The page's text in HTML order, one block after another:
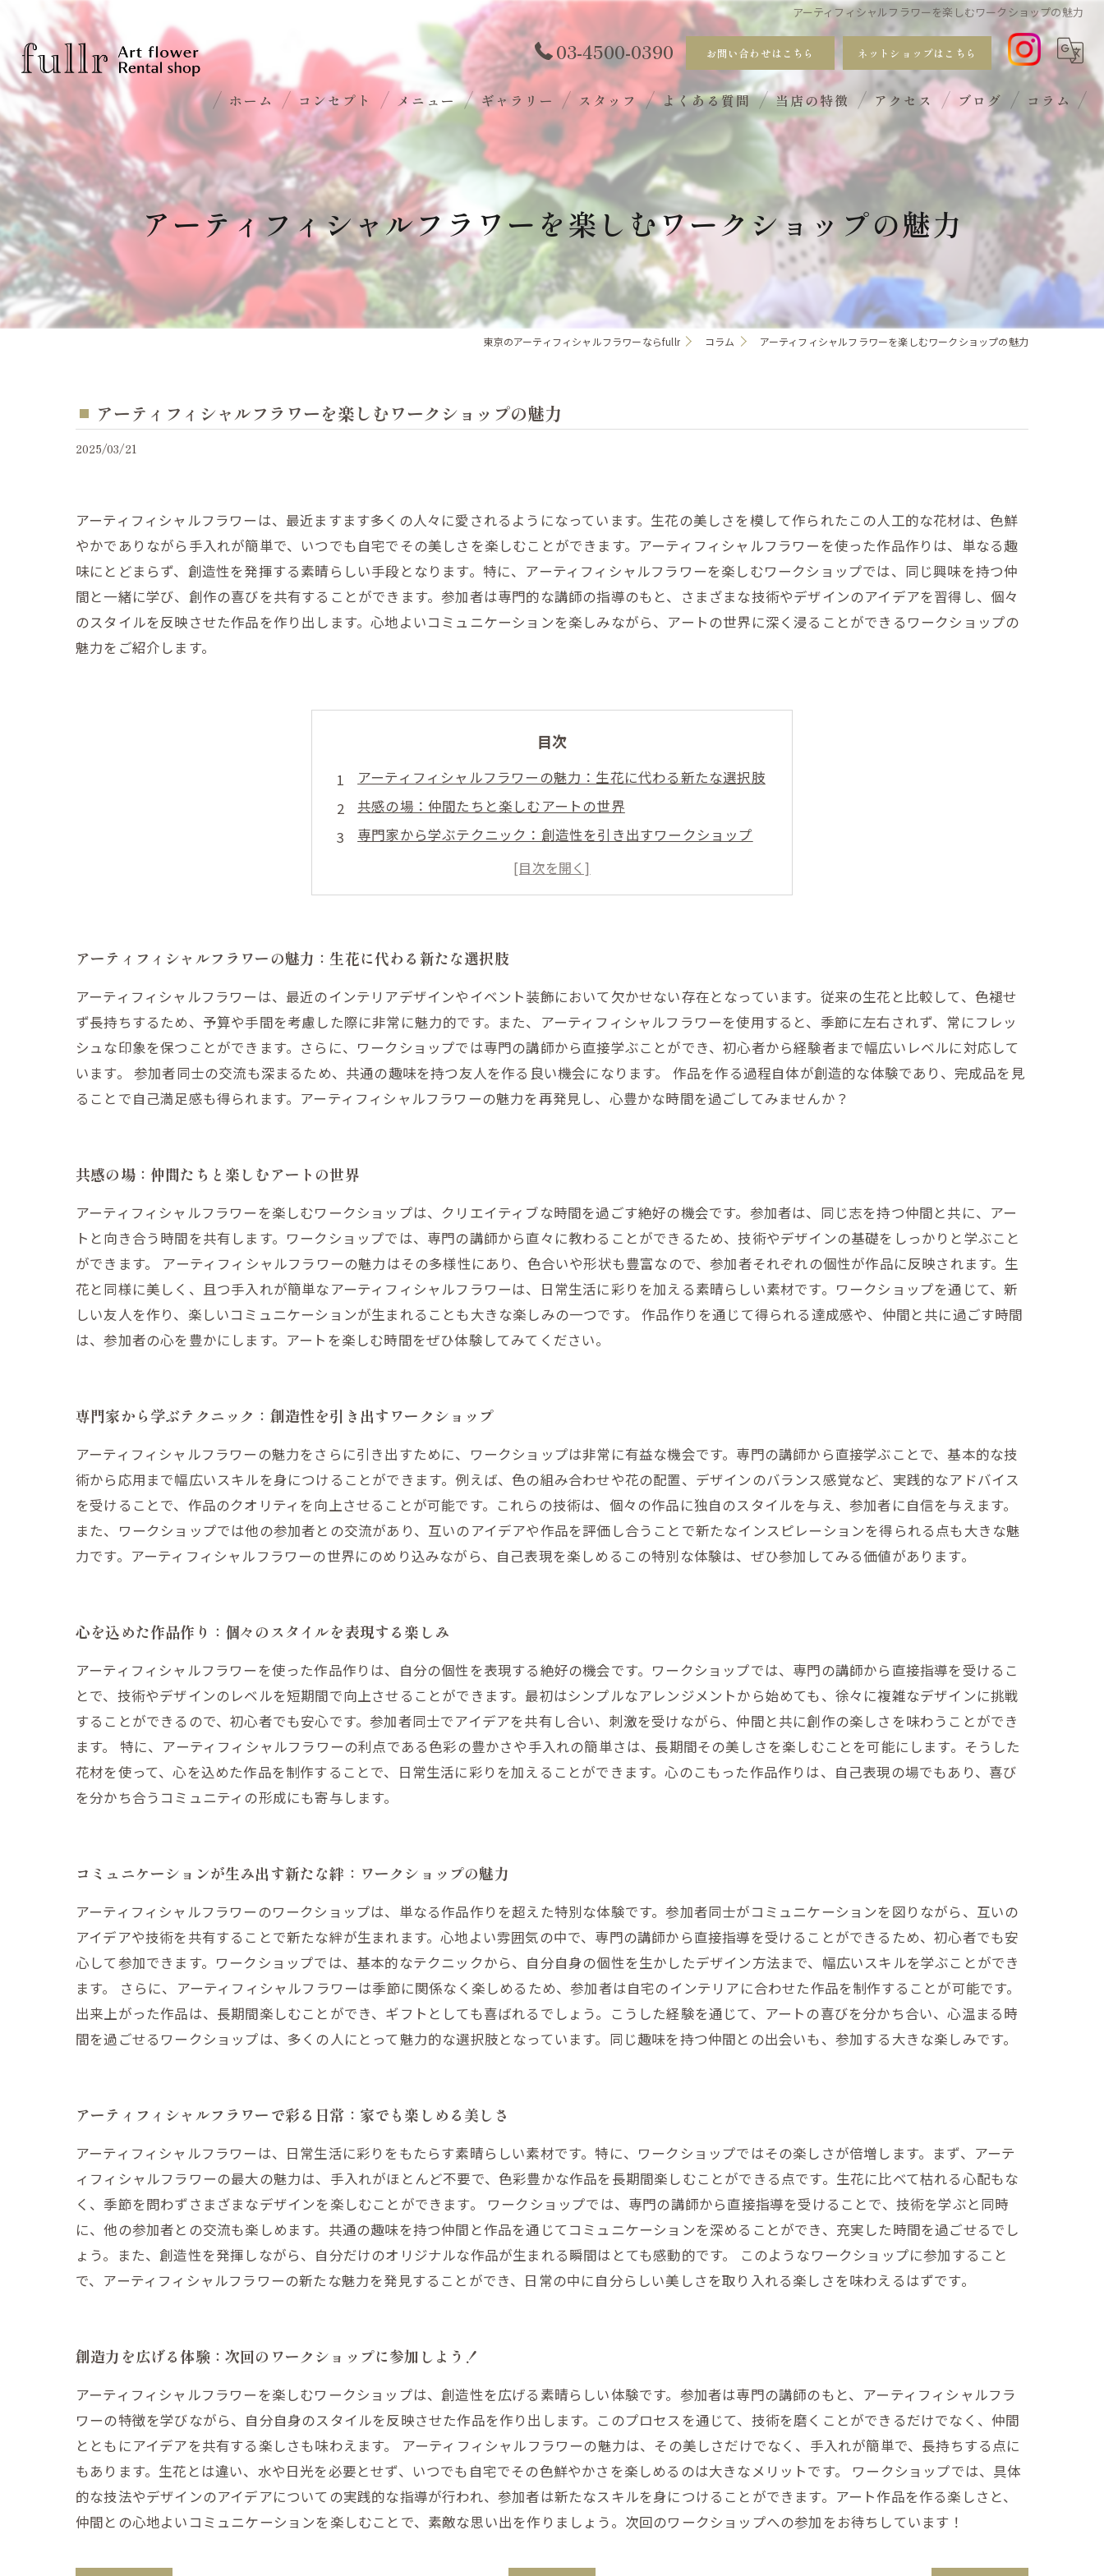
アーティフィシャルフラワーを楽しむワークショップの魅力
03-4500-0390 お問い合わせはこちら ネットショップはこちら
ホーム コンセプト メニュー ギャラリー スタッフ よくある質問 当店の特徴
おしゃれ
手入れ不要
サブスク
ギフト
ワークショップ
アクセス ブログ コラム
アーティフィシャルフラワーを楽しむワークショップの魅力
東京のアーティフィシャルフラワーならfullr コラム アーティフィシャルフラワーを楽しむワークショップの魅力
アーティフィシャルフラワーを楽しむワークショップの魅力
2025/03/21
アーティフィシャルフラワーは、最近ますます多くの人々に愛されるようになっています。生花の美しさを模して作られたこの人工的な花材は、色鮮
やかでありながら手入れが簡単で、いつでも自宅でその美しさを楽しむことができます。アーティフィシャルフラワーを使った作品作りは、単なる趣
味にとどまらず、創造性を発揮する素晴らしい手段となります。特に、アーティフィシャルフラワーを楽しむワークショップでは、同じ興味を持つ仲
間と一緒に学び、創作の喜びを共有することができます。参加者は専門的な講師の指導のもと、さまざまな技術やデザインのアイデアを習得し、個々
のスタイルを反映させた作品を作り出します。心地よいコミュニケーションを楽しみながら、アートの世界に深く浸ることができるワークショップの
魅力をご紹介します。
目次
アーティフィシャルフラワーの魅力：生花に代わる新たな選択肢
共感の場：仲間たちと楽しむアートの世界
専門家から学ぶテクニック：創造性を引き出すワークショップ
心を込めた作品作り：個々のスタイルを表現する楽しみ
コミュニケーションが生み出す新たな絆：ワークショップの魅力
創造力を広げる体験：次回のワークショップに参加しよう！
アーティフィシャルフラワーの魅力：生花に代わる新たな選択肢
アーティフィシャルフラワーは、最近のインテリアデザインやイベント装飾において欠かせない存在となっています。従来の生花と比較して、色褪せ
ず長持ちするため、予算や手間を考慮した際に非常に魅力的です。また、アーティフィシャルフラワーを使用すると、季節に左右されず、常にフレッ
シュな印象を保つことができます。さらに、ワークショップでは専門の講師から直接学ぶことができ、初心者から経験者まで幅広いレベルに対応して
います。 参加者同士の交流も深まるため、共通の趣味を持つ友人を作る良い機会になります。 作品を作る過程自体が創造的な体験であり、完成品を見
ることで自己満足感も得られます。アーティフィシャルフラワーの魅力を再発見し、心豊かな時間を過ごしてみませんか？
共感の場：仲間たちと楽しむアートの世界
アーティフィシャルフラワーを楽しむワークショップは、クリエイティブな時間を過ごす絶好の機会です。参加者は、同じ志を持つ仲間と共に、アー
トと向き合う時間を共有します。ワークショップでは、専門の講師から直々に教わることができるため、技術やデザインの基礎をしっかりと学ぶこと
ができます。 アーティフィシャルフラワーの魅力はその多様性にあり、色合いや形状も豊富なので、参加者それぞれの個性が作品に反映されます。生
花と同様に美しく、且つ手入れが簡単なアーティフィシャルフラワーは、日常生活に彩りを加える素晴らしい素材です。ワークショップを通じて、新
しい友人を作り、楽しいコミュニケーションが生まれることも大きな楽しみの一つです。 作品作りを通じて得られる達成感や、仲間と共に過ごす時間
は、参加者の心を豊かにします。アートを楽しむ時間をぜひ体験してみてください。
専門家から学ぶテクニック：創造性を引き出すワークショップ
アーティフィシャルフラワーの魅力をさらに引き出すために、ワークショップは非常に有益な機会です。専門の講師から直接学ぶことで、基本的な技
術から応用まで幅広いスキルを身につけることができます。例えば、色の組み合わせや花の配置、デザインのバランス感覚など、実践的なアドバイス
を受けることで、作品のクオリティを向上させることが可能です。これらの技術は、個々の作品に独自のスタイルを与え、参加者に自信を与えます。
また、ワークショップでは他の参加者との交流があり、互いのアイデアや作品を評価し合うことで新たなインスピレーションを得られる点も大きな魅
力です。アーティフィシャルフラワーの世界にのめり込みながら、自己表現を楽しめるこの特別な体験は、ぜひ参加してみる価値があります。
心を込めた作品作り：個々のスタイルを表現する楽しみ
アーティフィシャルフラワーを使った作品作りは、自分の個性を表現する絶好の機会です。ワークショップでは、専門の講師から直接指導を受けるこ
とで、技術やデザインのレベルを短期間で向上させることができます。最初はシンプルなアレンジメントから始めても、徐々に複雑なデザインに挑戦
することができるので、初心者でも安心です。参加者同士でアイデアを共有し合い、刺激を受けながら、仲間と共に創作の楽しさを味わうことができ
ます。 特に、アーティフィシャルフラワーの利点である色彩の豊かさや手入れの簡単さは、長期間その美しさを楽しむことを可能にします。そうした
花材を使って、心を込めた作品を制作することで、日常生活に彩りを加えることができます。心のこもった作品作りは、自己表現の場でもあり、喜び
を分かち合うコミュニティの形成にも寄与します。
コミュニケーションが生み出す新たな絆：ワークショップの魅力
アーティフィシャルフラワーのワークショップは、単なる作品作りを超えた特別な体験です。参加者同士がコミュニケーションを図りながら、互いの
アイデアや技術を共有することで新たな絆が生まれます。心地よい雰囲気の中で、専門の講師から直接指導を受けることができるため、初心者でも安
心して参加できます。ワークショップでは、基本的なテクニックから、自分自身の個性を生かしたデザイン方法まで、幅広いスキルを学ぶことができ
ます。 さらに、アーティフィシャルフラワーは季節に関係なく楽しめるため、参加者は自宅のインテリアに合わせた作品を制作することが可能です。
出来上がった作品は、長期間楽しむことができ、ギフトとしても喜ばれるでしょう。こうした経験を通じて、アートの喜びを分かち合い、心温まる時
間を過ごせるワークショップは、多くの人にとって魅力的な選択肢となっています。同じ趣味を持つ仲間との出会いも、参加する大きな楽しみです。
アーティフィシャルフラワーで彩る日常：家でも楽しめる美しさ
アーティフィシャルフラワーは、日常生活に彩りをもたらす素晴らしい素材です。特に、ワークショップではその楽しさが倍増します。まず、アーテ
ィフィシャルフラワーの最大の魅力は、手入れがほとんど不要で、色彩豊かな作品を長期間楽しむことができる点です。生花に比べて枯れる心配もな
く、季節を問わずさまざまなデザインを楽しむことができます。 ワークショップでは、専門の講師から直接指導を受けることで、技術を学ぶと同時
に、他の参加者との交流も楽しめます。共通の趣味を持つ仲間と作品を通じてコミュニケーションを深めることができ、充実した時間を過ごせるでし
ょう。また、創造性を発揮しながら、自分だけのオリジナルな作品が生まれる瞬間はとても感動的です。 このようなワークショップに参加すること
で、アーティフィシャルフラワーの新たな魅力を発見することができ、日常の中に自分らしい美しさを取り入れる楽しさを味わえるはずです。
創造力を広げる体験：次回のワークショップに参加しよう！
アーティフィシャルフラワーを楽しむワークショップは、創造性を広げる素晴らしい体験です。参加者は専門の講師のもと、アーティフィシャルフラ
ワーの特徴を学びながら、自分自身のスタイルを反映させた作品を作り出します。このプロセスを通じて、技術を磨くことができるだけでなく、仲間
とともにアイデアを共有する楽しさも味わえます。 アーティフィシャルフラワーの魅力は、その美しさだけでなく、手入れが簡単で、長持ちする点に
もあります。生花とは違い、水や日光を必要とせず、いつでも自宅でその色鮮やかさを楽しめるのは大きなメリットです。 ワークショップでは、具体
的な技法やデザインのアイデアについての実践的な指導が行われ、参加者は新たなスキルを身につけることができます。アート作品を作る楽しさと、
仲間との心地よいコミュニケーションを楽しむことで、素敵な思い出を作りましょう。次回のワークショップへの参加をお待ちしています！